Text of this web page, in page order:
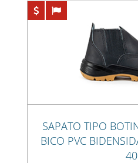
SAPATO TIPO
BICO PVC
40